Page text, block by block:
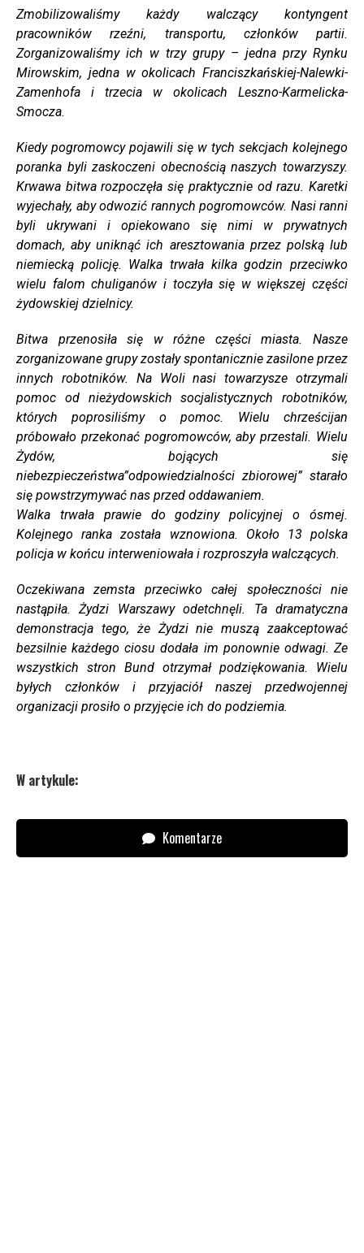
Zmobilizowaliśmy każdy walczący kontyngent
pracowników rzeźni, transportu, członków partii.
Zorganizowaliśmy ich w trzy grupy – jedna przy Rynku
Mirowskim, jedna w okolicach Franciszkańskiej-Nalewki-
Zamenhofa i trzecia w okolicach Leszno-Karmelicka-
Smocza.
Kiedy pogromowcy pojawili się w tych sekcjach kolejnego
poranka byli zaskoczeni obecnością naszych towarzyszy.
Krwawa bitwa rozpoczęła się praktycznie od razu. Karetki
wyjechały, aby odwozić rannych pogromowców. Nasi ranni
byli ukrywani i opiekowano się nimi w prywatnych
domach, aby uniknąć ich aresztowania przez polską lub
niemiecką policję. Walka trwała kilka godzin przeciwko
wielu falom chuliganów i toczyła się w większej części
żydowskiej dzielnicy.
Bitwa przenosiła się w różne części miasta. Nasze
zorganizowane grupy zostały spontanicznie zasilone przez
innych robotników. Na Woli nasi towarzysze otrzymali
pomoc od nieżydowskich socjalistycznych robotników,
których poprosiliśmy o pomoc. Wielu chrześcijan
próbowało przekonać pogromowców, aby przestali. Wielu
Żydów, bojących się
niebezpieczeństwa”odpowiedzialności zbiorowej” starało
się powstrzymywać nas przed oddawaniem.
Walka trwała prawie do godziny policyjnej o ósmej.
Kolejnego ranka została wznowiona. Około 13 polska
policja w końcu interweniowała i rozproszyła walczących.
Oczekiwana zemsta przeciwko całej społeczności nie
nastąpiła. Żydzi Warszawy odetchnęli. Ta dramatyczna
demonstracja tego, że Żydzi nie muszą zaakceptować
bezsilnie każdego ciosu dodała im ponownie odwagi. Ze
wszystkich stron Bund otrzymał podziękowania. Wielu
byłych członków i przyjaciół naszej przedwojennej
organizacji prosiło o przyjęcie ich do podziemia.
W artykule:
Komentarze